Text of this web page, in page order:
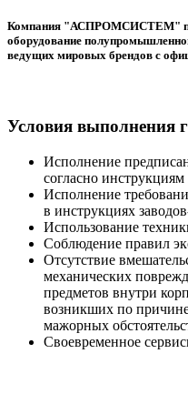
Компания "АСПРОМСИСТЕМ"
оборудование
ведущих мировых брендов с
Условия выполнения
Исполнение
согласно инструкциям
Исполнение
в инструкциях
Использование
Соблюдение правил
Отсутствие
механических
предметов внутри
возникших по
мажорных
Своевременное